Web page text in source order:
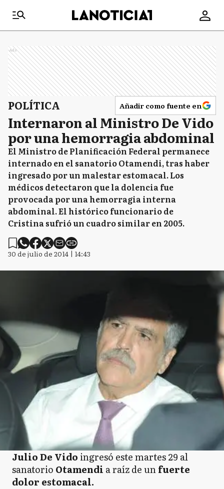
Ads
POLÍTICA Añadir como fuente en
Internaron al Ministro De Vido
por una hemorragia abdominal
El Ministro de Planificación Federal permanece
internado en el sanatorio Otamendi, tras haber
ingresado por un malestar estomacal. Los
médicos detectaron que la dolencia fue
provocada por una hemorragia interna
abdominal. El histórico funcionario de
Cristina sufrió un cuadro similar en 2005.
30 de julio de 2014 | 14:43
Julio De Vido ingresó este martes 29 al
sanatorio Otamendi a raíz de unfuerte
dolor estomacal.